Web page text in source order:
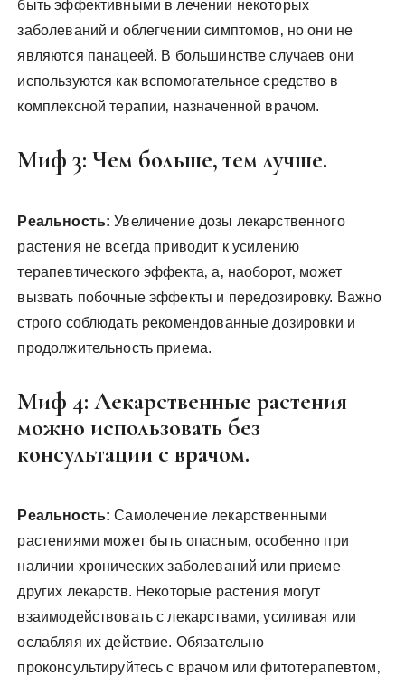
быть эффективными в лечении некоторых
заболеваний и облегчении симптомов‚ но они не
являются панацеей. В большинстве случаев они
используются как вспомогательное средство в
комплексной терапии‚ назначенной врачом.
Миф 3: Чем больше‚ тем лучше.
Реальность: Увеличение дозы лекарственного
растения не всегда приводит к усилению
терапевтического эффекта‚ а‚ наоборот‚ может
вызвать побочные эффекты и передозировку. Важно
строго соблюдать рекомендованные дозировки и
продолжительность приема.
Миф 4: Лекарственные растения
можно использовать без
консультации с врачом.
Реальность: Самолечение лекарственными
растениями может быть опасным‚ особенно при
наличии хронических заболеваний или приеме
других лекарств. Некоторые растения могут
взаимодействовать с лекарствами‚ усиливая или
ослабляя их действие. Обязательно
проконсультируйтесь с врачом или фитотерапевтом‚